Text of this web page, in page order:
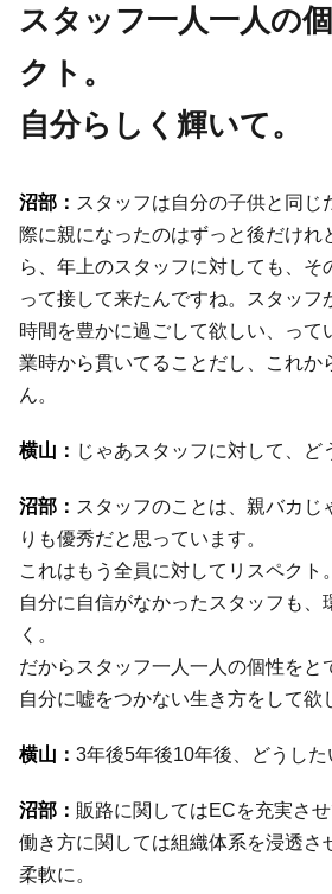
スタッフ一人一人の
クト。
自分らしく輝いて。
スタッフは自分の子供と同じ
際に親になったのはずっと後だけれ
ら、年上のスタッフに対しても、そ
って接して来たんですね。スタッフ
時間を豊かに過ごして欲しい、って
業時から貫いてることだし、これか
ん。
じゃあスタッフに対して、ど
スタッフのことは、親バカじ
りも優秀だと思っています。
これはもう全員に対してリスペクト。
自分に自信がなかったスタッフも、
く。
だからスタッフ一人一人の個性をと
自分に嘘をつかない生き方をして欲
3年後5年後10年後、どうした
販路に関してはECを充実させ
働き方に関しては組織体系を浸透さ
柔軟に。